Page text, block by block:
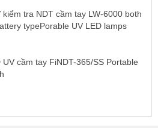
tra NDT cầm tay LW-6000 both
typePorable UV LED lamps
cầm tay FiNDT-365/SS Portable